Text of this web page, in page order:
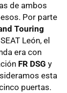
de ambos
Por parte
Touring
León, el
era con
FR DSG y
esta
puertas.